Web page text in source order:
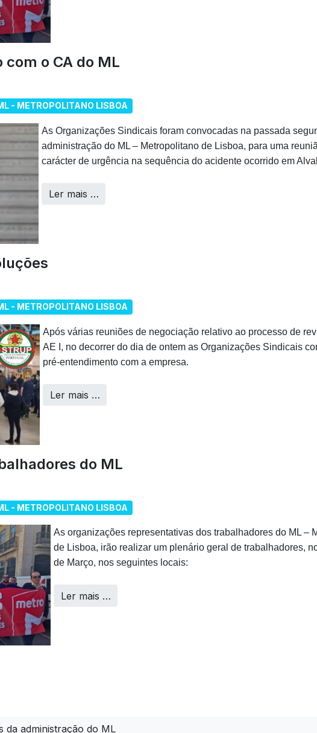
com o CA do ML
- METROPOLITANO LISBOA
As Organizações Sindicais foram convocadas na passada
administração do ML – Metropolitano de Lisboa, para uma
carácter de urgência na sequência do acidente ocorrido em
Ler mais …
- METROPOLITANO LISBOA
Após várias reuniões de negociação relativo ao processo de
AE I, no decorrer do dia de ontem as Organizações Sindicais
pré-entendimento com a empresa.
Ler mais …
do ML
- METROPOLITANO LISBOA
As organizações representativas dos trabalhadores do ML –
de Lisboa, irão realizar um plenário geral de trabalhadores,
de Março, nos seguintes locais:
Ler mais …
da administração do ML